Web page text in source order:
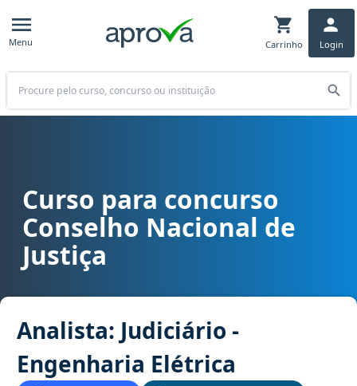
Menu Carrinho Login
Buscar
Curso para concurso CNJ - Conselho Nacional de Justiça cargo
Curso para concurso
Conselho Nacional de
Justiça
Analista: Judiciário -
Engenharia Elétrica